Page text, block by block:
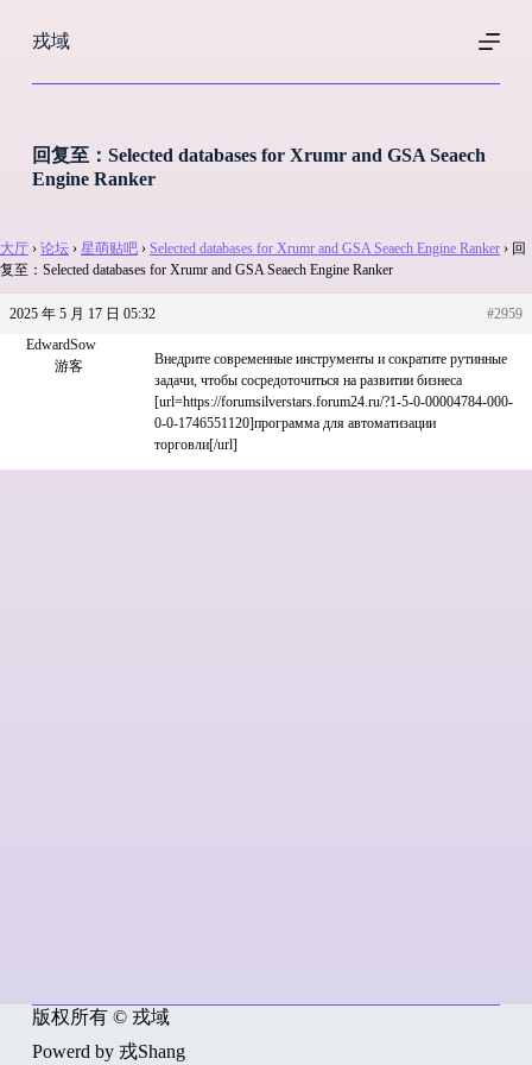
过
戎域
回复至：Selected databases for Xrumr and GSA Seaech
Engine Ranker
大厅 › 论坛 › 星萌贴吧 › Selected databases for Xrumr and GSA Seaech Engine Ranker › 回
复至：Selected databases for Xrumr and GSA Seaech Engine Ranker
2025 年 5 月 17 日 05:32
#2959
EdwardSow
游客
Внедрите современные инструменты и сократите рутинные
задачи, чтобы сосредоточиться на развитии бизнеса
[url=https://forumsilverstars.forum24.ru/?1-5-0-00004784-000-
0-0-1746551120]программа для автоматизации
торговли[/url]
版权所有 © 戎域
Powerd by 戎Shang